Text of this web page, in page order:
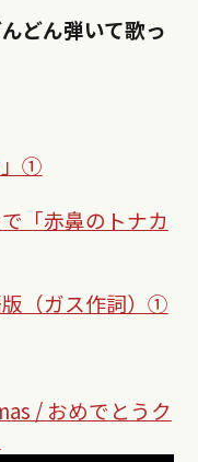
どん弾いて歌っ
」①
「赤鼻のトナカ
（ガス作詞）①
/ おめでとうク